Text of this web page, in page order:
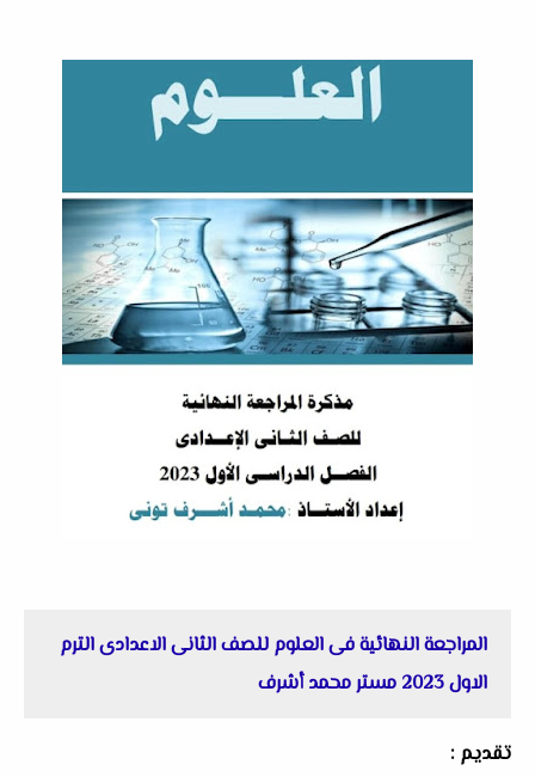
المراجعة النهائية فى العلوم للصف الثانى الاعدادى الترم
الاول 2023 مستر محمد أشرف
تقديم :